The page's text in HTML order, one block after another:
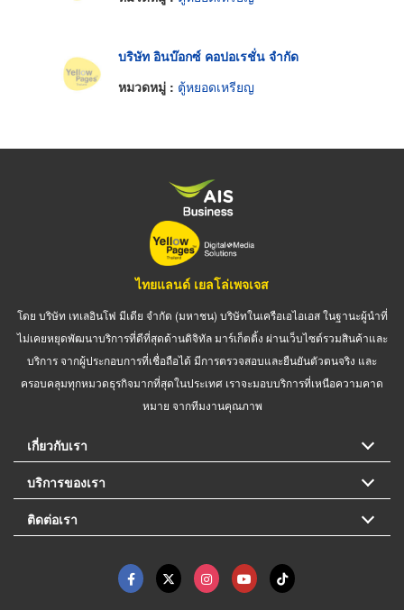
บริษัท อินบ๊อกซ์ คอปอเรชั่น จำกัด
หมวดหมู่ : ตู้หยอดเหรียญ
ไทยแลนด์ เยลโล่เพจเจส
โดย บริษัท เทเลอินโฟ มีเดีย จำกัด (มหาชน) บริษัทในเครือเอไอเอส ในฐานะผู้นำที่
ไม่เคยหยุดพัฒนาบริการที่ดีที่สุดด้านดิจิทัล มาร์เก็ตติ้ง ผ่านเว็บไซต์รวมสินค้าและ
บริการ จากผู้ประกอบการที่เชื่อถือได้ มีการตรวจสอบและยืนยันตัวตนจริง และ
ครอบคลุมทุกหมวดธุรกิจมากที่สุดในประเทศ เราจะมอบบริการที่เหนือความคาด
หมาย จากทีมงานคุณภาพ
เกี่ยวกับเรา
บริการของเรา
ติดต่อเรา